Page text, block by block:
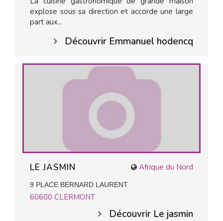
explose sous sa direction et accorde une large
part aux...
Découvrir Emmanuel hodencq
Afrique du Nord
LE JASMIN
9 PLACE BERNARD LAURENT
60600 CLERMONT
Découvrir Le jasmin